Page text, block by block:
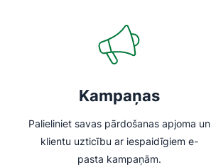
Kampaņas
Palieliniet savas pārdošanas apjoma un
klientu uzticību ar iespaidīgiem e-
pasta kampaņām.